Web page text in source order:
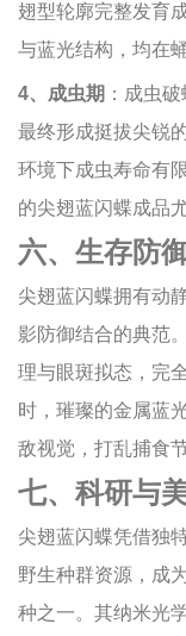
翅型轮廓完整发育
与蓝光结构，均在
4、成虫期 ：成虫
最终形成挺拔尖锐
环境下成虫寿命有
的尖翅蓝闪蝶成品
六、生存防
尖翅蓝闪蝶拥有动
影防御结合的典范
理与眼斑拟态，完
时，璀璨的金属蓝
敌视觉，打乱捕食
七、科研与
尖翅蓝闪蝶凭借独
野生种群资源，成
种之一。其纳米光